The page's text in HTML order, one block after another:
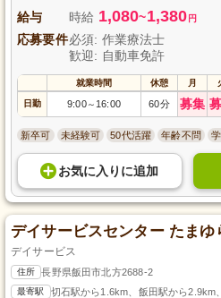
給与 時給 1,080~1,380 円
応募要件必須: 作業療法士
歓迎: 自動車免許
就業時間 休憩 月
日勤 9:00～ 16:00 60分 募集
新卒可 未経験可 50代活躍 年齢不問
お気に入り に追加
デイサービスセンター たまゆ
デイサービス
住所 長野県飯田市北方2688-2
最寄駅 切石駅から1.6km、飯田駅から2.9km